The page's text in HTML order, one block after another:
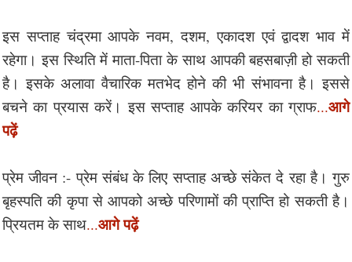
इस सप्ताह चंद्रमा आपके नवम, दशम, एकादश एवं द्वादश भाव में
रहेगा। इस स्थिति में माता-पिता के साथ आपकी बहसबाज़ी हो सकती
है। इसके अलावा वैचारिक मतभेद होने की भी संभावना है। इससे
बचने का प्रयास करें। इस सप्ताह आपके करियर का ग्राफ...आगे
पढ़ें
प्रेम जीवन :- प्रेम संबंध के लिए सप्ताह अच्छे संकेत दे रहा है। गुरु
बृहस्पति की कृपा से आपको अच्छे परिणामों की प्राप्ति हो सकती है।
प्रियतम के साथ...आगे पढ़ें